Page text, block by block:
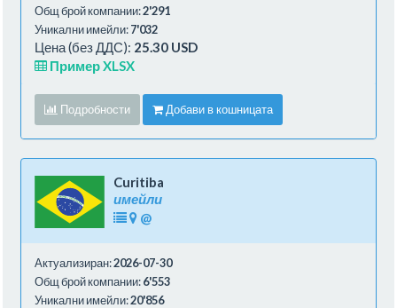
Общ брой компании:2'291
Уникални имейли:7'032
Цена (без ДДС): 25.30 USD
Пример XLSX
Подробности Добави в кошницата
Curitiba
имейли
@
Актуализиран:2026-07-30
Общ брой компании:6'553
Уникални имейли:20'856